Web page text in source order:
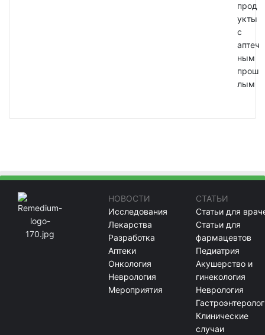
прод
укты
с
аптеч
ным
прош
лым
НОВОСТИ
Исследования
Лекарства
Разработка
Аптеки
Онкология
Неврология
Мероприятия
СТАТЬИ
Статьи для
Статьи для
фармацевтов
Педиатрия
Акушерство и
гинекология
Неврология
Клинические
случаи